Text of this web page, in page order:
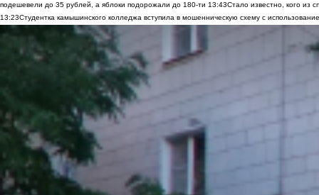
подешевели до 35 рублей, а яблоки подорожали до 180-ти 13:43Стало известно, кого из
13:23Студентка камышинского колледжа вступила в мошенническую схему с